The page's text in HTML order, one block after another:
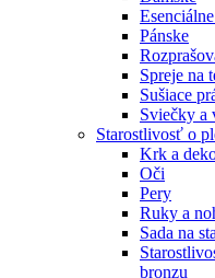
Pánske
Spreje na
Sušiace
Sviečky a
Starostlivosť o
Krk a
Oči
Pery
Ruky a
Sada na
bronzu